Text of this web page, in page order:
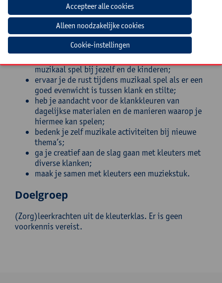
het visualiseren of belichamen van muziek;
creëer je nieuwe versjes voor je eigen klas;
observeer je kleuters op een andere manier
tijdens het musiceren;
speel je beter in op muzikaal gedrag bij kleuters;
muzikaal spel bij jezelf en de kinderen;
ervaar je de rust tijdens muzikaal spel als er een
goed evenwicht is tussen klank en stilte;
heb je aandacht voor de klankkleuren van
dagelijkse materialen en de manieren waarop je
hiermee kan spelen;
bedenk je zelf muzikale activiteiten bij nieuwe
thema’s;
ga je creatief aan de slag gaan met kleuters met
diverse klanken;
maak je samen met kleuters een muziekstuk.
Doelgroep
(Zorg)leerkrachten uit de kleuterklas. Er is geen
voorkennis vereist.
Cookie-instellingen